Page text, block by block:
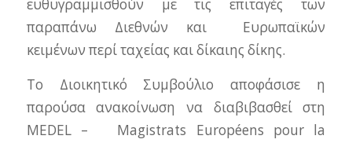
ευθυγραμμισθούν με τις επιταγές των
παραπάνω Διεθνών και Ευρωπαϊκών
κειμένων περί ταχείας και δίκαιης δίκης.
Το Διοικητικό Συμβούλιο αποφάσισε η
παρούσα ανακοίνωση να διαβιβασθεί στη
ΜEDEL – Magistrats Européens pour la